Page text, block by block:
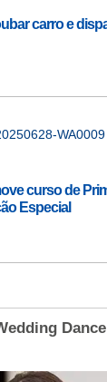
carro e
curso de
Especial